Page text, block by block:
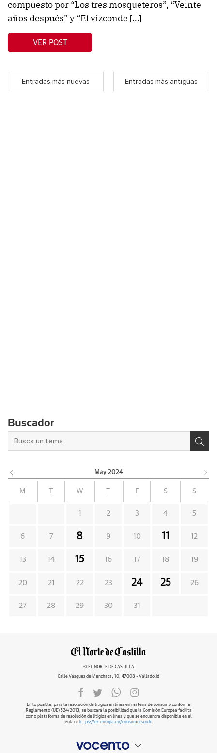
compuesto por “Los tres mosqueteros”, “Veinte
años después” y “El vizconde […]
VER POST
Entradas más nuevas Entradas más antiguas
Buscador
May 2024
M W F S S
1 2 3 4 5
6 7 8 9 10 11 12
13 14 15 16 17 18 19
20 21 22 23 24 25 26
27 28 29 30 31
© EL NORTE DE CASTILLA
Calle Vázquez de Menchaca, 10, 47008 - Valladolid
En lo posible, para la resolución de litigios en línea en materia de consumo conforme
Reglamento (UE) 524/2013, se buscará la posibilidad que la Comisión Europea facilita
como plataforma de resolución de litigios en línea y que se encuentra disponible en el
enlace https://ec.europa.eu/consumers/odr.